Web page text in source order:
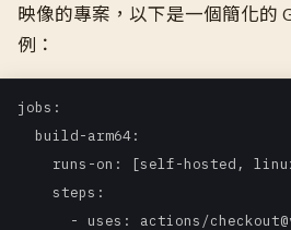
映像的專案，以下是一個簡化的
例：
jobs:
  build-arm64:
runs-on: [self-hosted,
    steps:
- uses: actions/